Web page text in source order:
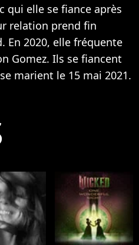
qui elle se fiance après
relation prend fin
En 2020, elle fréquente
Gomez. Ils se fiancent
se marient le 15 mai 2021.